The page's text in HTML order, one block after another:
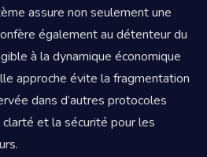
assure non seulement une
également au détenteur du
à la dynamique économique
approche évite la fragmentation
dans d’autres protocoles
et la sécurité pour les